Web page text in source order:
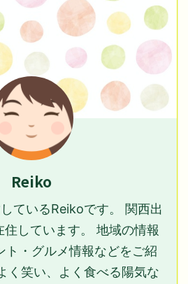
Reiko
ているReikoです。 関西出
しています。 地域の情報
ト・グルメ情報などをご紹
く笑い、よく食べる陽気な